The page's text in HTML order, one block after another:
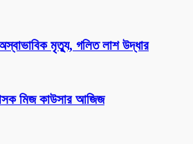
মৃত্যু, গলিত লাশ উদ্ধার
মিজ কাউসার আজিজ